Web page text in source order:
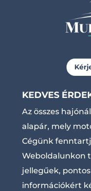
KEDVES
Az összes
alapár, mely
Cégünk
Weboldalunkon
jellegűek,
információkért